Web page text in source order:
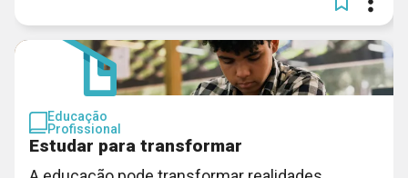
Educação
Profissional
Estudar para transformar